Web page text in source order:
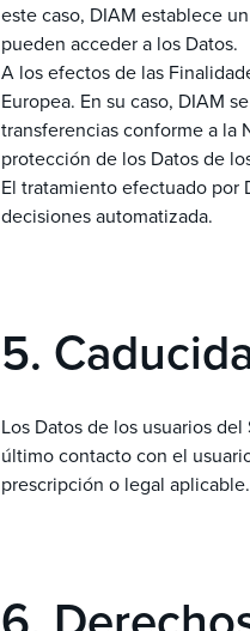
este caso, DIAM establece
pueden acceder a los Datos.
A los efectos de las
Europea. En su caso, DIAM
transferencias conforme a la
protección de los Datos de
El tratamiento efectuado por
decisiones automatizada.
5.
Los Datos de los usuarios
último contacto con el
prescripción o legal aplicable.